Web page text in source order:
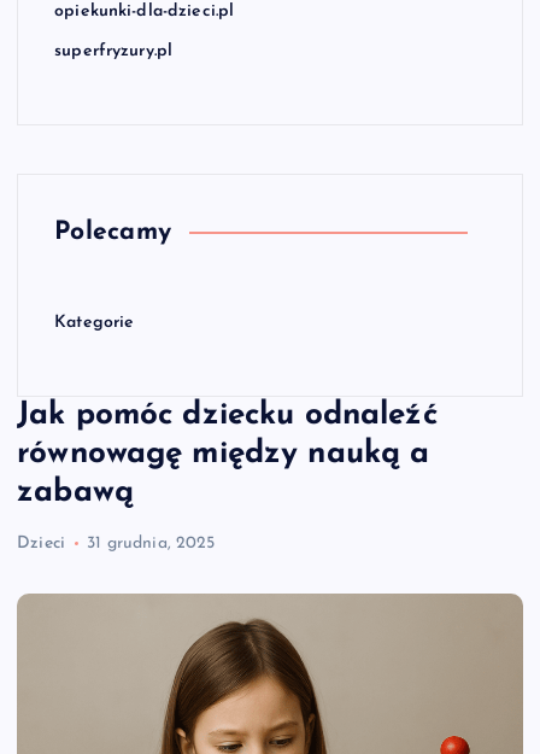
opiekunki-dla-dzieci.pl
superfryzury.pl
Polecamy
Kategorie
Jak pomóc dziecku odnaleźć
równowagę między nauką a
zabawą
Dzieci 31 grudnia, 2025